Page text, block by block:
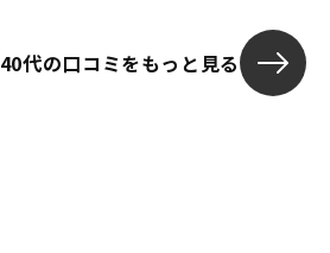
40代の口コミをもっと見る